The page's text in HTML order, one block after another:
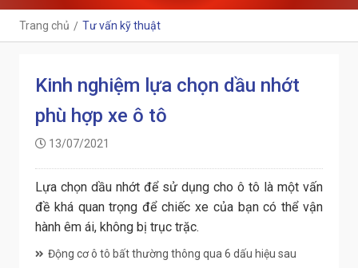
Trang chủ Tư vấn kỹ thuật
Kinh nghiệm lựa chọn dầu nhớt
phù hợp xe ô tô
13/07/2021
Lựa chọn dầu nhớt để sử dụng cho ô tô là một vấn
đề khá quan trọng để chiếc xe của bạn có thể vận
hành êm ái, không bị trục trặc.
Động cơ ô tô bất thường thông qua 6 dấu hiệu sau